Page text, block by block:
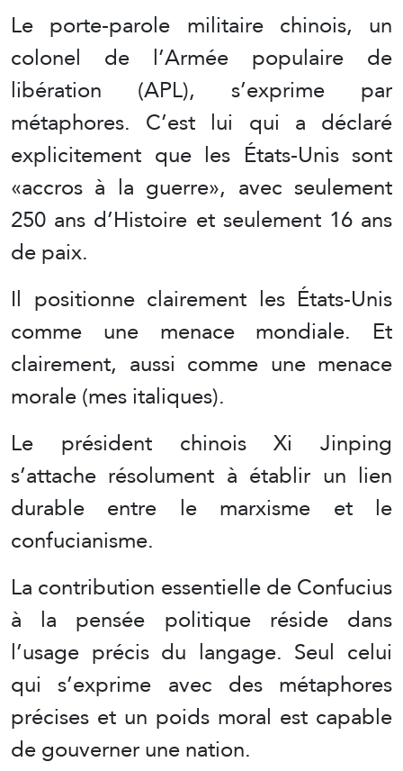
Le porte-parole militaire chinois, un
colonel de l’Armée populaire de
libération (APL), s’exprime par
métaphores. C’est lui qui a déclaré
explicitement que les États-Unis sont
«accros à la guerre», avec seulement
250 ans d’Histoire et seulement 16 ans
de paix.
Il positionne clairement les États-Unis
comme une menace mondiale. Et
clairement, aussi comme une menace
morale (mes italiques).
Le président chinois Xi Jinping
s’attache résolument à établir un lien
durable entre le marxisme et le
confucianisme.
La contribution essentielle de Confucius
à la pensée politique réside dans
l’usage précis du langage. Seul celui
qui s’exprime avec des métaphores
précises et un poids moral est capable
de gouverner une nation.